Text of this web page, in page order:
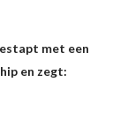
met een
en zegt: